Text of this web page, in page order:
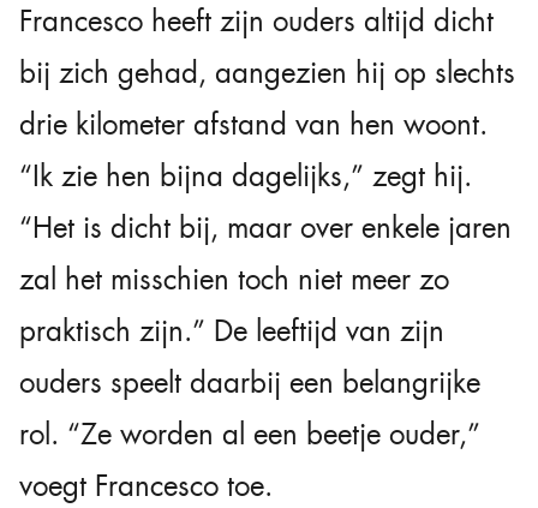
Francesco heeft zijn ouders altijd dicht
bij zich gehad, aangezien hij op slechts
drie kilometer afstand van hen woont.
“Ik zie hen bijna dagelijks,” zegt hij.
“Het is dicht bij, maar over enkele jaren
zal het misschien toch niet meer zo
praktisch zijn.” De leeftijd van zijn
ouders speelt daarbij een belangrijke
rol. “Ze worden al een beetje ouder,”
voegt Francesco toe.